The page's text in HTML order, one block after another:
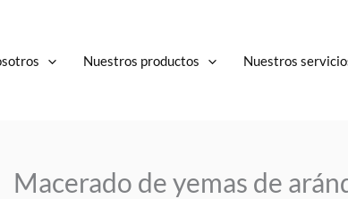
Nuestros productos Nuestros
Macerado de yemas de